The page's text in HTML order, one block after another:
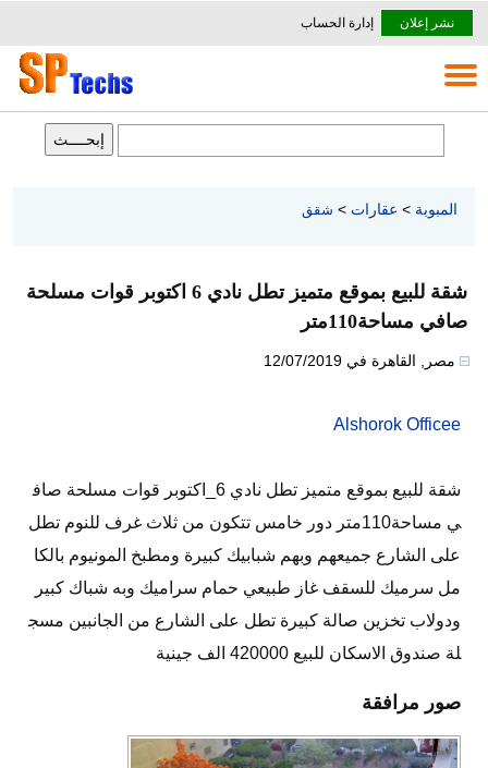
نشر إعلان إدارة الحساب
المبوبة > عقارات > شقق
شقة للبيع بموقع متميز تطل نادي 6 اكتوبر قوات مسلحة
صافي مساحة110متر
مصر القاهرة في 12/07/2019
Alshorok Officee
شقة للبيع بموقع متميز تطل نادي 6_اكتوبر قوات مسلحة صاف
ي مساحة110متر دور خامس تتكون من ثلاث غرف للنوم تطل
على الشارع جميعهم وبهم شبابيك كبيرة ومطبخ المونيوم بالكا
مل سرميك للسقف غاز طبيعي حمام سراميك وبه شباك كبير
ودولاب تخزين صالة كبيرة تطل على الشارع من الجانبين مسج
لة صندوق الاسكان للبيع 420000 الف جينية
صور مرافقة